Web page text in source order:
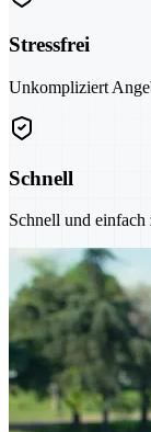
Stressfrei
Unkompliziert
Schnell
Schnell und einfach